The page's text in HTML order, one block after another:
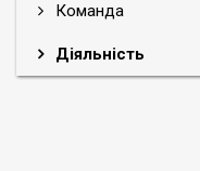
Команда
Діяльність